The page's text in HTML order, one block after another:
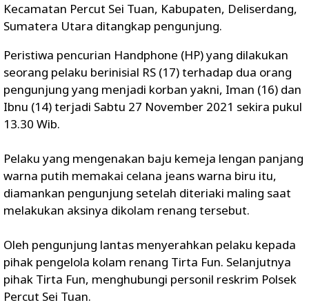
Kecamatan Percut Sei Tuan, Kabupaten, Deliserdang,
Sumatera Utara ditangkap pengunjung.
Peristiwa pencurian Handphone (HP) yang dilakukan
seorang pelaku berinisial RS (17) terhadap dua orang
pengunjung yang menjadi korban yakni, Iman (16) dan
Ibnu (14)terjadi Sabtu 27 November 2021 sekira pukul
13.30 Wib.
Pelaku yang mengenakan baju kemeja lengan panjang
warna putih memakai celana jeans warna biru itu,
diamankan pengunjung setelah diteriaki maling saat
melakukan aksinya dikolam renang tersebut.
Oleh pengunjung lantas menyerahkan pelaku kepada
pihak pengelola kolam renang Tirta Fun. Selanjutnya
pihak Tirta Fun, menghubungi personil reskrim Polsek
Percut Sei Tuan.